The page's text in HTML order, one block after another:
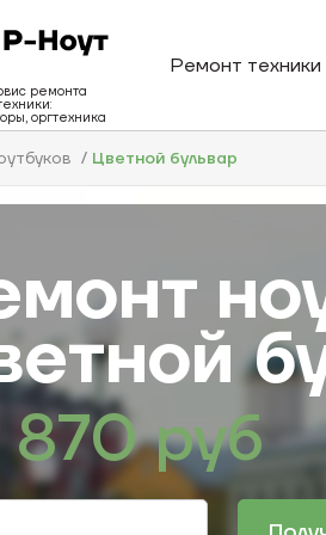
ремонта
оргтехника
Ремонт техники
Цветной бульвар
870руб